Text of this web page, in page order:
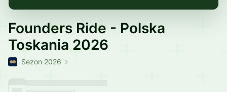
Founders Ride - Polska
Toskania 2026
Sezon 2026